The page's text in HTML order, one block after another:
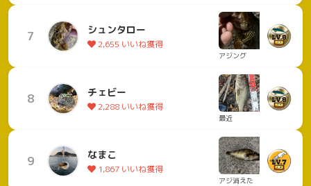
7 シュンタロー
2,655 いいね獲得
アジング
8 チェビー
2,288 いいね獲得
最近
9 なまこ
1,867 いいね獲得
アジ消えた